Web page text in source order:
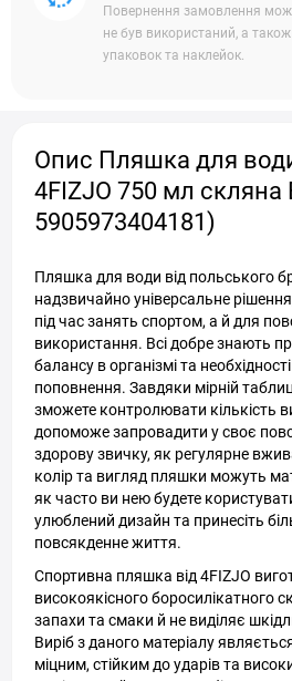
Повернення замовлення
не був використаний, а
упаковок та наклейок.
Опис Пляшка для
4FIZJO 750 мл скляна
5905973404181)
Пляшка для води від польського
надзвичайно універсальне
під час занять спортом, а й для
використання. Всі добре знають
балансу в організмі та
поповнення. Завдяки мірній
зможете контролювати кількість
допоможе запровадити у своє
здорову звичку, як регулярне
колір та вигляд пляшки можуть
як часто ви нею будете
улюблений дизайн та принесіть
повсякденне життя.
Спортивна пляшка від 4FIZJO
високоякісного боросилікатного
запахи та смаки й не виділяє
Виріб з даного матеріалу
міцним, стійким до ударів та